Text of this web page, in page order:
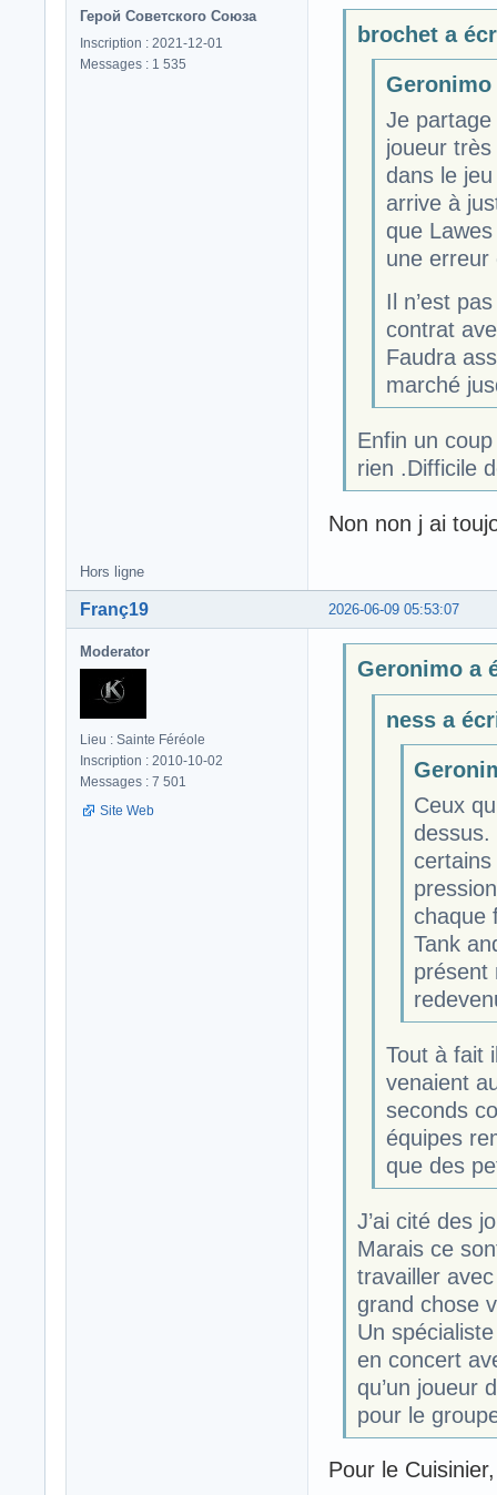
Герой Советского Союза
Inscription : 2021-12-01
Messages : 1 535
brochet a
Je
joueur
dans le
arrive à
que
une erreur
Il n’est
contrat
Faudra
marché
Enfin un
rien .Difficile
Non non j ai
Hors ligne
2026-06-09 05:53:07
Franç19
Moderator
Lieu : Sainte Féréole
Inscription : 2010-10-02
Messages : 7 501
Site Web
Geronimo a
ness a
Ceux
dessus.
chaque
Tank
présent
Tout à fait
venaient
seconds
équipes
que des
J’ai cité des
Marais ce
travailler
grand chose
Un
en concert
qu’un joueur
pour le
Pour le